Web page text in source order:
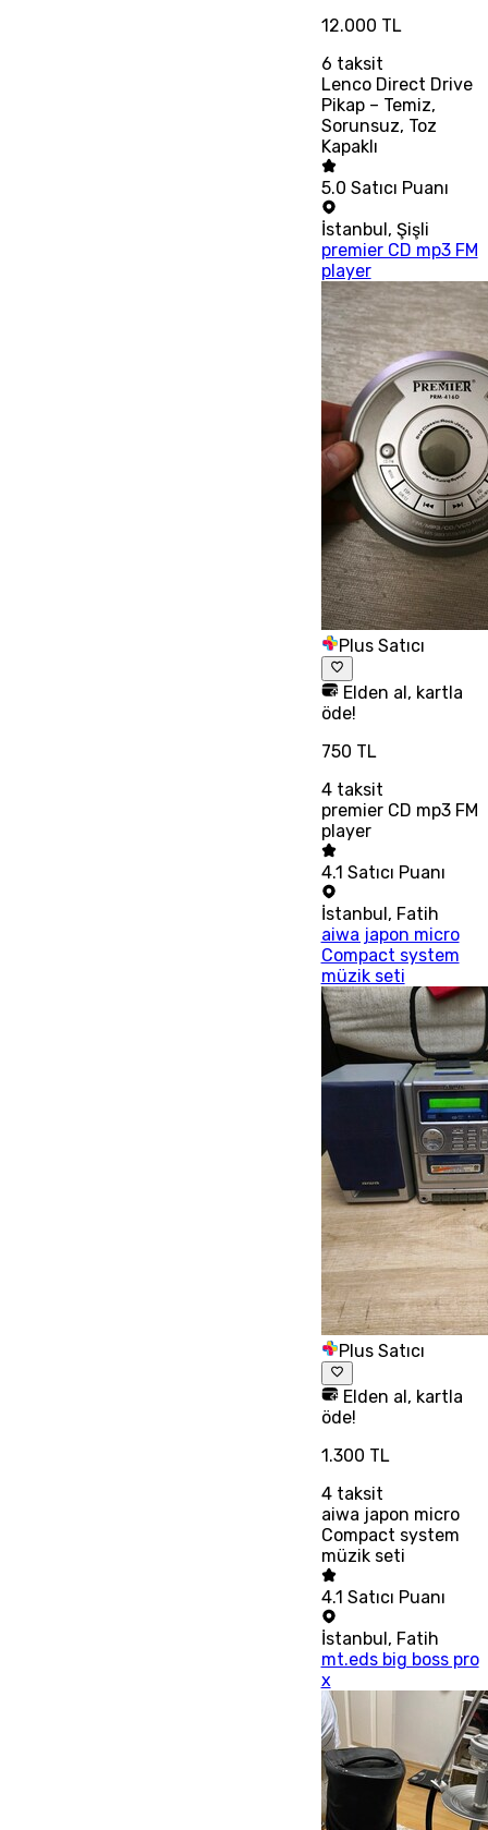
12.000 TL
6 taksit
Lenco Direct Drive
Pikap – Temiz,
Sorunsuz, Toz
Kapaklı
5.0 Satıcı Puanı
İstanbul , Şişli
premier CD mp3 FM
player
Plus Satıcı
Elden al, kartla
öde!
750 TL
4taksit
premier CD mp3 FM
player
4.1 Satıcı Puanı
İstanbul, Fatih
aiwa japon micro
Compact system
müzik seti
Plus Satıcı
Elden al, kartla
öde!
1.300 TL
4taksit
aiwa japon micro
Compact system
müzik seti
4.1 Satıcı Puanı
İstanbul, Fatih
mt.eds big boss pro
x